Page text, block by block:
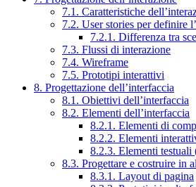
7.1. Caratteristiche
7.2. User stories per definire
7.2.1. Differenza tra
7.3. Flussi di interazione
7.4. Wireframe
7.5. Prototipi interattivi
8. Progettazione dell’interfaccia
8.1. Obiettivi dell’interfaccia
8.2. Elementi dell’interfaccia
8.2.1. Elementi di
8.2.2. Elementi
8.2.3. Elementi testuali
8.3. Progettare e costruire in
8.3.1. Layout di pagina